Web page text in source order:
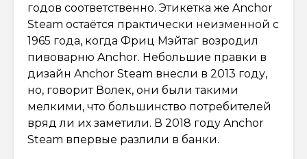
годов соответственно. Этикетка же Anchor
Steam остаётся практически неизменной с
1965 года, когда Фриц Мэйтаг возродил
пивоварню Anchor. Небольшие правки в
дизайн Anchor Steam внесли в 2013 году,
но, говорит Волек, они были такими
мелкими, что большинство потребителей
вряд ли их заметили. В 2018 году Anchor
Steam впервые разлили в банки.